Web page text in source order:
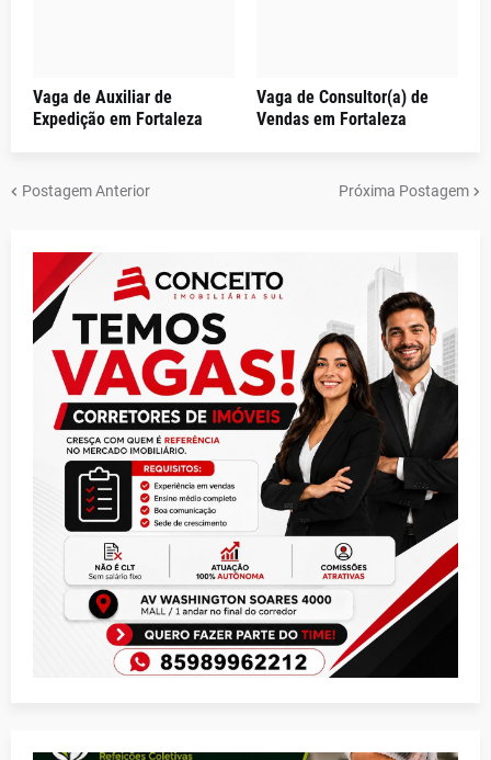
Vaga de Auxiliar de
Expedição em Fortaleza
Vaga de Consultor(a) de
Vendas em Fortaleza
Postagem Anterior Próxima Postagem